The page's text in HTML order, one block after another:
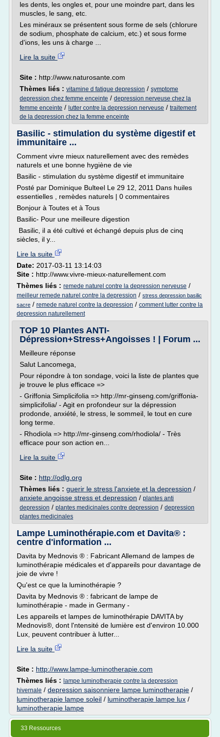
les dents, les ongles et, pour une moindre part, dans les
muscles, le sang, etc.
Les minéraux se présentent sous forme de sels (chlorure
de sodium, phosphate de calcium, etc.) et sous forme
d'ions, les uns à charge ...
Lire la suite
Site : http://www.naturosante.com
Thèmes liés : vitamine d fatigue depression / symptome
depression chez femme enceinte / depression nerveuse chez la
femme enceinte / lutter contre la depression nerveuse / traitement
de la depression chez la femme enceinte
Basilic - stimulation du système digestif et
immunitaire ...
Comment vivre mieux naturellement avec des remèdes
naturels et une bonne hygiène de vie
Basilic - stimulation du système digestif et immunitaire
Posté par Dominique Bulteel Le 29 12, 2011 Dans huiles
essentielles , remèdes naturels | 0 commentaires
Bonjour à Toutes et à Tous
Basilic- Pour une meilleure digestion
Basilic, il a été cultivé et échangé depuis plus de cinq
siècles, il y...
Lire la suite
Date: 2017-03-11 13:14:03
Site : http://www.vivre-mieux-naturellement.com
Thèmes liés : remede naturel contre la depression nerveuse /
meilleur remede naturel contre la depression / stress depression basilic
sacre / remede naturel contre la depression / comment lutter contre la
depression naturellement
TOP 10 Plantes ANTI-
Dépression+Stress+Angoisses ! | Forum ...
Meilleure réponse
Salut Lancomega,
Pour répondre à ton sondage, voici la liste de plantes que
je trouve le plus efficace =>
- Griffonia Simplicifolia => http://mr-ginseng.com/griffonia-
simplicifolia/ - Agit en profondeur sur la dépression
prodonde, anxiété, le stress, le sommeil, le tout en cure
long terme.
- Rhodiola => http://mr-ginseng.com/rhodiola/ - Très
efficace pour son action en...
Lire la suite
Site : http://odlg.org
Thèmes liés : guerir le stress l'anxiete et la depression /
anxiete angoisse stress et depression / plantes anti
depression / plantes medicinales contre depression / depression
plantes medicinales
Lampe Luminothérapie.com et Davita® :
centre d'information ...
Davita by Mednovis ® : Fabricant Allemand de lampes de
luminothérapie médicales et d'appareils pour davantage de
joie de vivre !
Qu'est ce que la luminothérapie ?
Davita by Mednovis ® : fabricant de lampe de
luminothérapie - made in Germany -
Les appareils et lampes de luminothérapie DAVITA by
Mednovis®, dont l'ntensité de lumière est d'environ 10.000
Lux, peuvent contribuer à lutter...
Lire la suite
Site : http://www.lampe-luminotherapie.com
Thèmes liés : lampe luminotherapie contre la depression
hivernale / depression saisonniere lampe luminotherapie /
luminotherapie lampe soleil / luminotherapie lampe lux /
luminotherapie lampe
33 Ressources